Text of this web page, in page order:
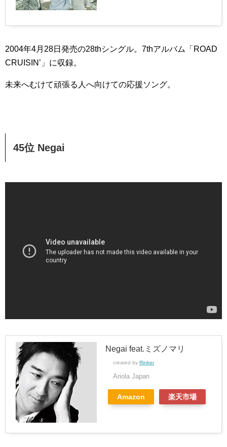
2004年4月28日発売の28thシングル。7thアルバム「ROAD
CRUISIN’」に収録。
未来へむけて頑張る人へ向けての応援ソング。
45位 Negai
Negai feat.ミズノマリ
created by Rinker
Ariola Japan
Amazon 楽天市場